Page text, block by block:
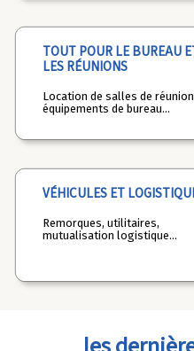
TOUT POUR LE BUREAU
LES RÉUNIONS
Location de salles de
équipements de bureau...
VÉHICULES ET
Remorques, utilitaires,
mutualisation logistique...